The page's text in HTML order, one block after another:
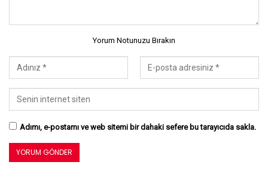
Yorum Notunuzu Bırakın
Adımı, e-postamı ve web sitemi bir dahaki sefere bu tarayıcıda sakla.